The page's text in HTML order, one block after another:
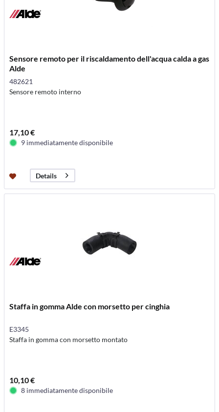
Sensore remoto per il riscaldamento dell'acqua calda a gas
Alde
482621
Sensore remoto interno
17,10 €
9 immediatamente disponibile
Details
Staffa in gomma Alde con morsetto per cinghia
E3345
Staffa in gomma con morsetto montato
10,10 €
8 immediatamente disponibile